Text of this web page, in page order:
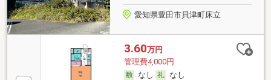
愛知県豊田市貝津町床立
3.60万円
管理費4,000円
なし
なし